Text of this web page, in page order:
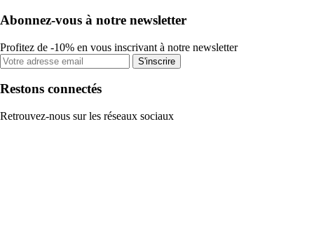
Abonnez-vous à notre newsletter
Profitez de -10% en vous inscrivant à notre newsletter
S'inscrire
Restons connectés
Retrouvez-nous sur les réseaux sociaux